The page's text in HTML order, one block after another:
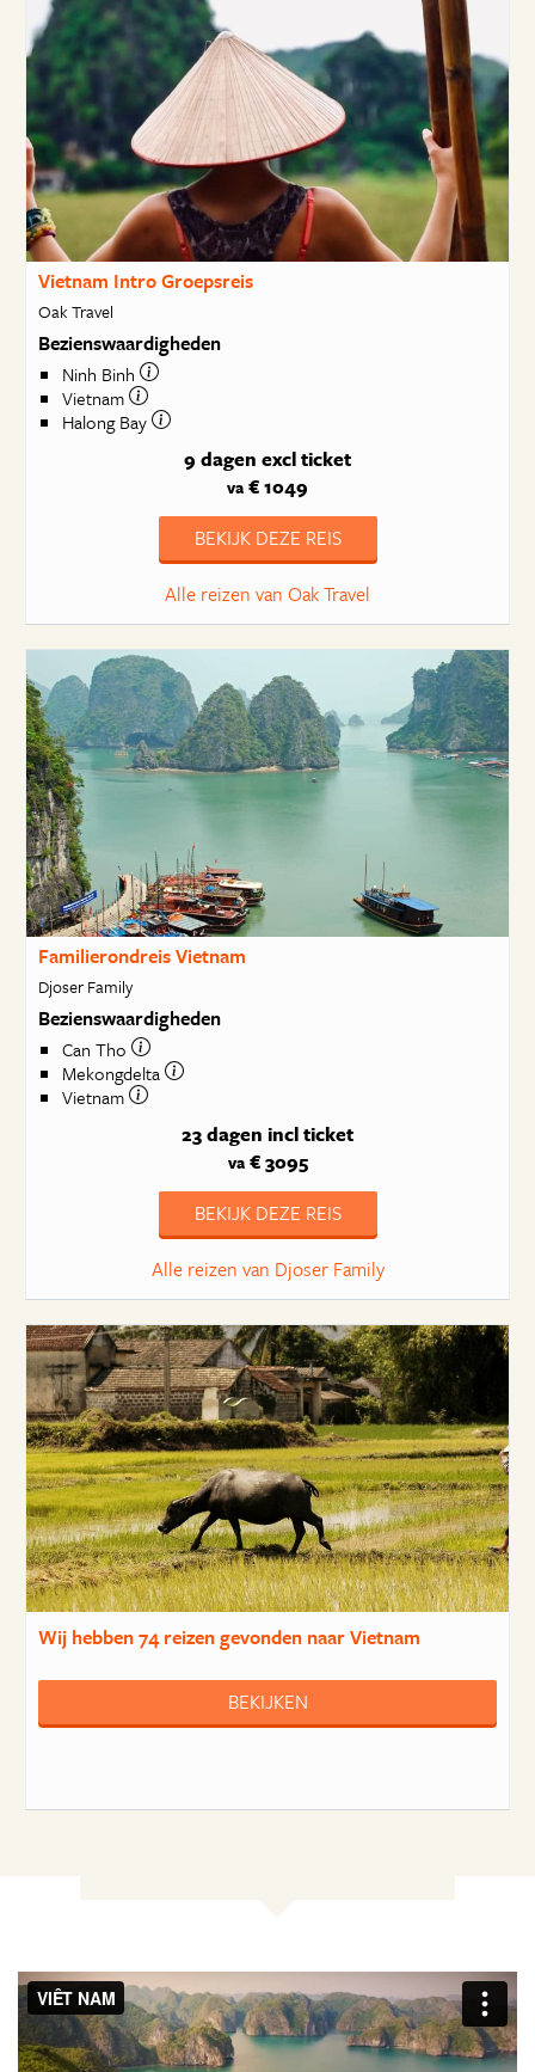
Vietnam Intro Groepsreis
Oak Travel
Bezienswaardigheden
Ninh Binh
Vietnam
Halong Bay
9 dagen excl ticket
va € 1049
BEKIJK DEZE REIS
Alle reizen van Oak Travel
Familierondreis Vietnam
Djoser Family
Bezienswaardigheden
Can Tho
Mekongdelta
Vietnam
23 dagen incl ticket
va€ 3095
BEKIJK DEZE REIS
Alle reizen van Djoser Family
Wij hebben74 reizengevonden naar Vietnam
BEKIJKEN